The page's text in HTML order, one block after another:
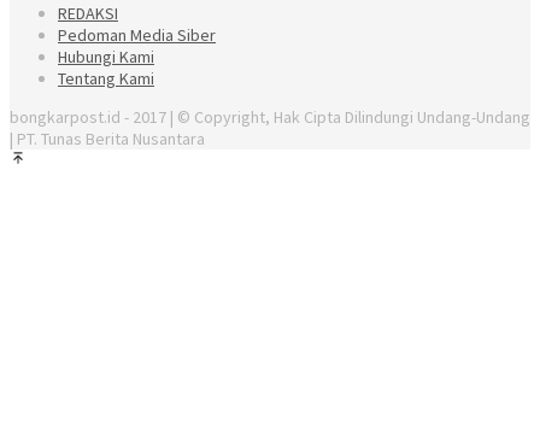
REDAKSI
Pedoman Media Siber
Hubungi Kami
Tentang Kami
bongkarpost.id - 2017 | © Copyright, Hak Cipta Dilindungi Undang-Undang
| PT. Tunas Berita Nusantara